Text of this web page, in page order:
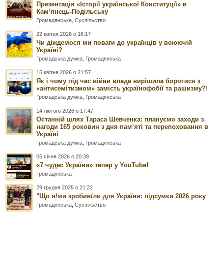
Презентація «Історії української Конституції» в
Камʼянець-Подільську
Громадянська ,Суспільство
22 квітня 2026 о 16:17
Чи діждемося ми поваги до українців у воюючій
Україні?
Громадська думка Громадянська
15 квітня 2026 о 21:57
Як і чому під час війни влада вирішила боротися з
«антисемітизмом» замість українофобії та рашизму?!
Громадська думка Громадянська
14 лютого 2026 о 17:47
Останній шлях Тараса Шевченка: плануємо заходи з
нагоди 165 роковин з дня памʼяті та перепоховання в
Україні
Громадська думка Громадянська
05 січня 2026 о 20:39
«7 чудес України» тепер у YouTube!
Громадянська
29 грудня 2025 о 21:22
"Що я/ми зробив/ли для України: підсумки 2026 року
Громадянська ,Суспільство